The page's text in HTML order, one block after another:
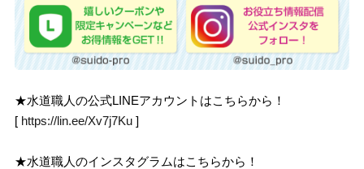
★水道職人の公式LINEアカウントはこちらから！
[ https://lin.ee/Xv7j7Ku ]
★水道職人のインスタグラムはこちらから！